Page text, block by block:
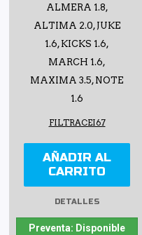
ALMERA 1.8,
ALTIMA 2.0, JUKE
1.6, KICKS 1.6,
MARCH 1.6,
MAXIMA 3.5, NOTE
1.6
FILTRACEI67
AÑADIR AL
CARRITO
DETALLES
Preventa: Disponible